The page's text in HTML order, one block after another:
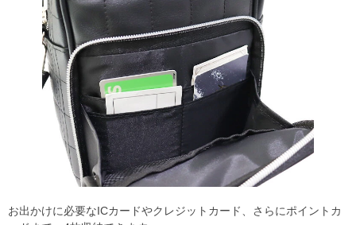
お出かけに必要なICカードやクレジットカード、さらにポイントカ